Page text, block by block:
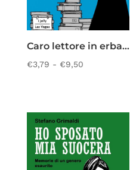
Caro lettore in erba…
€3,79 - €9,50Fascia
da
€3,79
a
€9,50